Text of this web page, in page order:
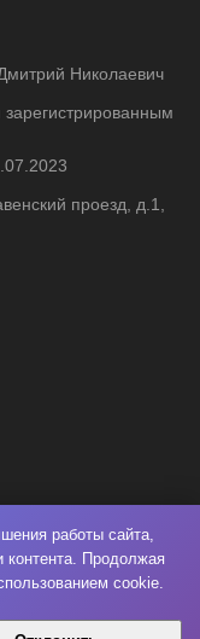
Николаевич
проезд, д.1,
Мьюзик. Все права
работы сайта,
контента. Продолжая
cookie.